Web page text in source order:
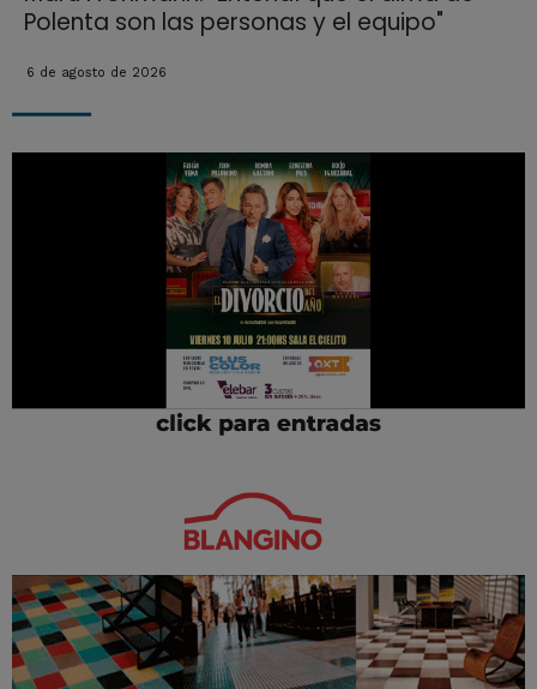
Polenta son las personas y el equipo"
6 de agosto de 2026